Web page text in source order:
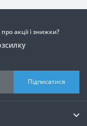
акції і знижки?
Підписатися